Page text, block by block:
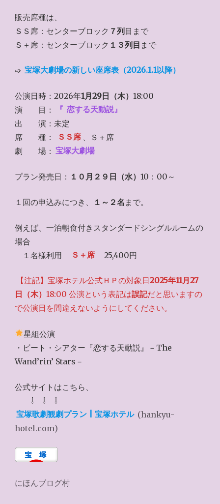
販売席種は、
ＳＳ席：センターブロック ７列目まで
Ｓ＋席：センターブロック １３列目 まで
➩ 宝塚大劇場の新しい座席表（2026.1.1以降）
公演日時：2026年1月29日（木） 18:00
演 目：
『 恋する天動説』
出 演：未定
席 種：
ＳＳ席
、Ｓ＋席
劇 場： 宝塚大劇場
プラン発売日： １０月２９日（水） 10：00～
１回の申込みにつき、 １～２名 まで。
例えば、一泊朝食付きスタンダードシングルルームの
場合
１名様利用
Ｓ＋席 25,400円
【注記】宝塚ホテル公式ＨＰの対象日2025年11月27
日（木） 18:00 公演という表記は誤記だと思いますの
で公演日を間違えないようにしてください。
星組公演
・ビート・シアター『恋する天動説』－The
Wand’rin’ Stars－
公式サイトはこちら、
⇩ ⇩ ⇩
宝塚歌劇観劇プラン | 宝塚ホテル (hankyu-
hotel.com)
にほんブログ村